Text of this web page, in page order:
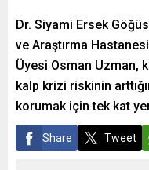
Dr. Siyami Ersek
ve Araştırma
Üyesi Osman Uzman,
kalp krizi riskinin
korumak için tek kat
Share Tweet